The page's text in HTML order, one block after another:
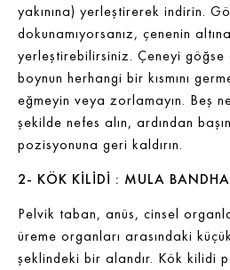
yakınına) yerleştirerek indirin.
dokunamıyorsanız, çenenin
yerleştirebilirsiniz. Çeneyi
boynun herhangi bir kısmını
eğmeyin veya zorlamayın. Beş
şekilde nefes alın, ardından
pozisyonuna geri kaldırın.
2- KÖK KİLİDİ : MULA BANDHA
Pelvik taban, anüs, cinsel
üreme organları arasındaki
şeklindeki bir alandır. Kök kilidi